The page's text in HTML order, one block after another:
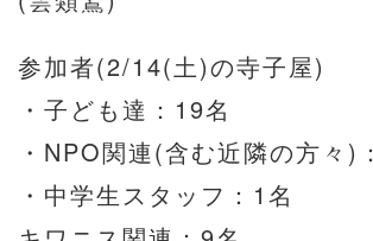
参加者(2/14(土)の寺子屋)
・子ども達：19名
・NPO関連(含む近隣の方々)
・中学生スタッフ：1名